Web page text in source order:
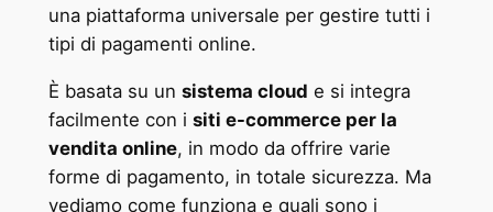
una piattaforma universale per gestire tutti i
tipi di pagamenti online.
È basata su un sistema cloud e si integra
facilmente con i siti e-commerce per la
vendita online, in modo da offrire varie
forme di pagamento, in totale sicurezza. Ma
vediamo come funziona e quali sono i